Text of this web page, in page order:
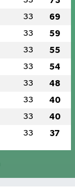
33 69
33 59
33 55
33 54
33 48
33 40
33 40
33 37